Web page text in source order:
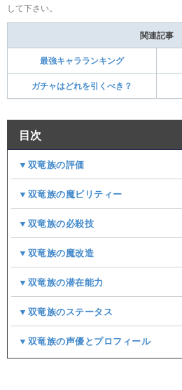
して下さい。
関連記事
最強キャラランキング
ガチャはどれを引くべき？
目次
▼双竜族の評価
▼双竜族の魔ビリティー
▼双竜族の必殺技
▼双竜族の魔改造
▼双竜族の潜在能力
▼双竜族のステータス
▼双竜族の声優とプロフィール